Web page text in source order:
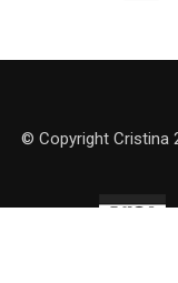
© Copyright Cristina